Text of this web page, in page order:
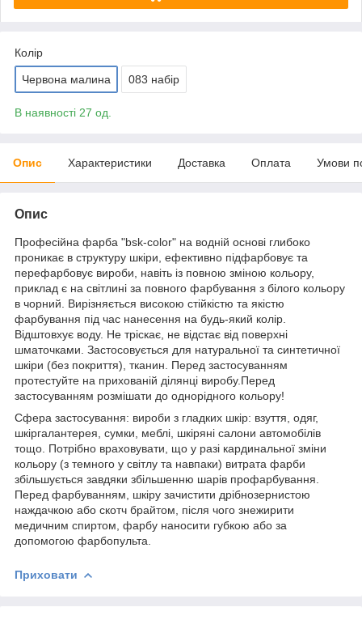
Колір
Червона малина 083 набір
В наявності 27 од.
Опис Характеристики Доставка Оплата Умови
Опис
Професійна фарба "bsk-color" на водній основі глибоко
проникає в структуру шкіри, ефективно підфарбовує та
перефарбовує вироби, навіть із повною зміною кольору,
приклад є на світлині за повного фарбування з білого кольору
в чорний. Вирізняється високою стійкістю та якістю
фарбування під час нанесення на будь-який колір.
Відштовхує воду. Не тріскає, не відстає від поверхні
шматочками. Застосовується для натуральної та синтетичної
шкіри (без покриття), тканин. Перед застосуванням
протестуйте на прихованій ділянці виробу.Перед
застосуванням розмішати до однорідного кольору!
Сфера застосування: вироби з гладких шкір: взуття, одяг,
шкіргалантерея, сумки, меблі, шкіряні салони автомобілів
тощо. Потрібно враховувати, що у разі кардинальної зміни
кольору (з темного у світлу та навпаки) витрата фарби
збільшується завдяки збільшенню шарів профарбування.
Перед фарбуванням, шкіру зачистити дрібнозернистою
наждачкою або скотч брайтом, після чого знежирити
медичним спиртом, фарбу наносити губкою або за
допомогою фарбопульта.
Приховати